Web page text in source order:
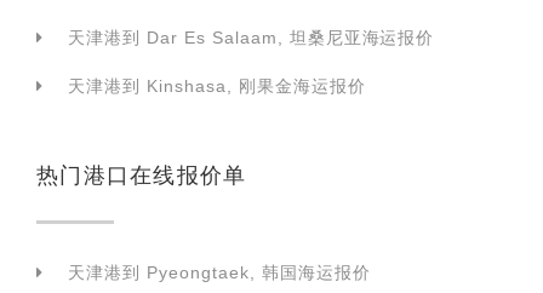
天津港到 Dar Es Salaam, 坦桑尼亚海运报价
天津港到 Kinshasa, 刚果金海运报价
热门港口在线报价单
天津港到 Pyeongtaek, 韩国海运报价